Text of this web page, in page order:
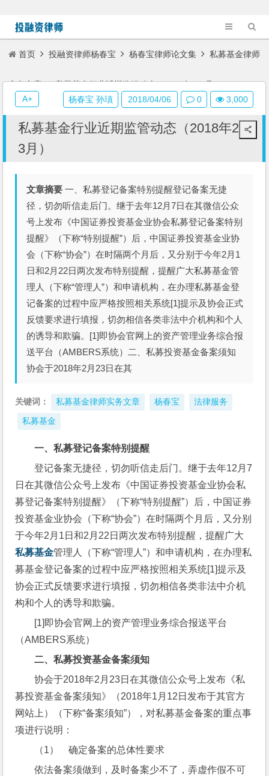
首页 投融资律师杨春宝 杨春宝律师论文集 私募基金律师
实务文章 私募基金行业近期监管动态（2018年2-3月）
私募基金行业近期监管动态（2018年2-
3月）
文章摘要 一、私募登记备案特别提醒登记备案无捷
径，切勿听信走后门。继于去年12月7日在其微信公众
号上发布《中国证券投资基金业协会私募登记备案特别
提醒》（下称“特别提醒”）后，中国证券投资基金业协
会（下称“协会”）在时隔两个月后，又分别于今年2月1
日和2月22日两次发布特别提醒，提醒广大私募基金管
理人（下称“管理人”）和申请机构，在办理私募基金登
记备案的过程中应严格按照相关系统[1]提示及协会正式
反馈要求进行填报，切勿相信各类非法中介机构和个人
的诱导和欺骗。[1]即协会官网上的资产管理业务综合报
送平台（AMBERS系统）二、私募投资基金备案须知
协会于2018年2月23日在其
关键词： 私募基金律师实务文章 杨春宝 法律服务
私募基金
一、私募登记备案特别提醒
登记备案无捷径，切勿听信走后门。继于去年12月7
日在其微信公众号上发布《中国证券投资基金业协会私
募登记备案特别提醒》（下称“特别提醒”）后，中国证券
投资基金业协会（下称“协会”）在时隔两个月后，又分别
于今年2月1日和2月22日两次发布特别提醒，提醒广大
私募基金管理人（下称“管理人”）和申请机构，在办理私
募基金登记备案的过程中应严格按照相关系统[1]提示及
协会正式反馈要求进行填报，切勿相信各类非法中介机
构和个人的诱导和欺骗。
[1]即协会官网上的资产管理业务综合报送平台
（AMBERS系统）
二、私募投资基金备案须知
协会于2018年2月23日在其微信公众号上发布《私
募投资基金备案须知》（2018年1月12日发布于其官方
网站上）（下称“备案须知”），对私募基金备案的重点事
项进行说明：
（1）    确定备案的总体性要求
依法备案须做到，及时备案少不了，弄虚作假不可
杨春宝 孙瑱 2018/04/06 0 3,000
A+